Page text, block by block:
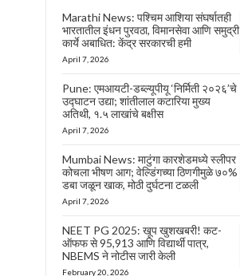
Marathi News: पश्चिम आशिया संघर्षातही
भारतातील इंधन पुरवठा, विमानसेवा आणि समुद्री
कार्ये अबाधित: केंद्र सरकारची हमी
April 7, 2026
Pune: एमआयटी-डब्ल्यूपीयू ‘निर्मिती २०२६’चे
उद्घाटन उद्या; शांतीलाल कटारिया मुख्य
अतिथी, १.५ लाखांचे बक्षीस
April 7, 2026
Mumbai News: माटुंगा कारशेडमध्ये स्लीपर
कोचला भीषण आग; वेल्डिंगच्या ठिणगीमुळे ७०%
डबा जळून खाक, मोठी दुर्घटना टळली
April 7, 2026
NEET PG 2025: खूप खुशखबरी! कट-
ऑफफ से 95,913 आणि विद्यार्थी पात्र,
NBEMS ने नोटीस जारी केली
February 20, 2026